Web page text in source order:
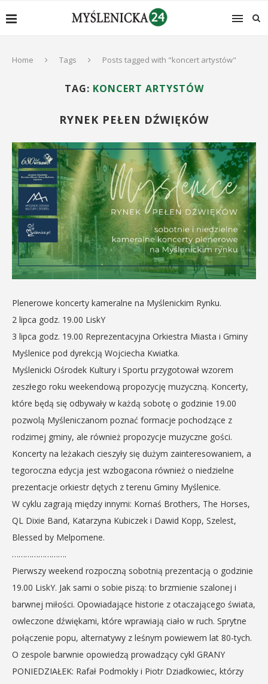
Home Tags Posts tagged with "koncert artystów"
TAG: KONCERT ARTYSTÓW
RYNEK PEŁEN DŹWIĘKÓW
Plenerowe koncerty kameralne na Myślenickim Rynku.
2 lipca godz. 19.00 LiskY
3 lipca godz. 19.00 Reprezentacyjna Orkiestra Miasta i Gminy
Myślenice pod dyrekcją Wojciecha Kwiatka.
Myślenicki Ośrodek Kultury i Sportu przygotował wzorem
zeszłego roku weekendową propozycję muzyczną. Koncerty,
które będą się odbywały w każdą sobotę o godzinie 19.00
pozwolą Myśleniczanom poznać formacje pochodzące z
rodzimej gminy, ale również propozycje muzyczne gości.
Koncerty na leżakach cieszyły się dużym zainteresowaniem, a
tegoroczna edycja jest wzbogacona również o niedzielne
prezentacje orkiestr dętych z terenu Gminy Myślenice.
W cyklu zagrają między innymi: Kornaś Brothers, The Horses,
QL Dixie Band, Katarzyna Kubiczek i Dawid Kopp, Szelest,
Blessed by Melpomene.
…………………….
Pierwszy weekend rozpoczną sobotnią prezentacją o godzinie
19.00 LiskY. Jak sami o sobie piszą: to brzmienie szalonej i
barwnej miłości. Opowiadające historie z otaczającego świata,
owleczone dźwiękami, które wprawiają ciało w ruch. Sprytne
połączenie popu, alternatywy z leśnym powiewem lat 80-tych.
O zespole barwnie opowiedzą prowadzący cykl GRANY
PONIEDZIAŁEK: Rafał Podmokły i Piotr Dziadkowiec, którzy